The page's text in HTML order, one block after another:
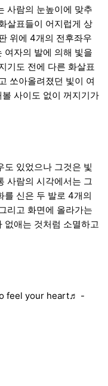
사람의 눈높이에 맞추
살표들이 어지럽게 상
위에 4개의 전후좌우
여자의 발에 의해 빛을
기도 전에 다른 화살표
쏘아올려졌던 빛이 여
사이도 없이 꺼지기가
도 있었으나 그것은 빛
사람의 시각에서는 그
를 신은 두 발로 4개의
리고 화면에 올라가는
없애는 것처럼 소멸하고
feel your heart♬ -